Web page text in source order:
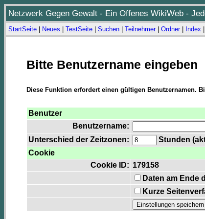
Netzwerk Gegen Gewalt - Ein Offenes WikiWeb -
StartSeite Neues TestSeite Suchen Teilnehmer| Ordner| Index
Bitte Benutzername eingeben
Diese Funktion erfordert einen gültigen Benutzernamen.
Benutzer
Benutzername:
Unterschied der Zeitzonen:
Stunden
Cookie
Cookie ID: 179158
Daten am Ende
Kurze